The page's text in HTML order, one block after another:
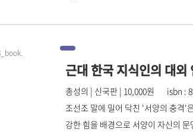
근대 한국 지식인의 대외
총성의 | 신국판 | 10,000원 isbn :
조선조 말에 밀어 닥친 '서양의 충격'
강한 힘을 배경으로 서양이 자신의